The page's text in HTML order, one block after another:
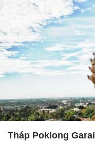
Tháp Poklong